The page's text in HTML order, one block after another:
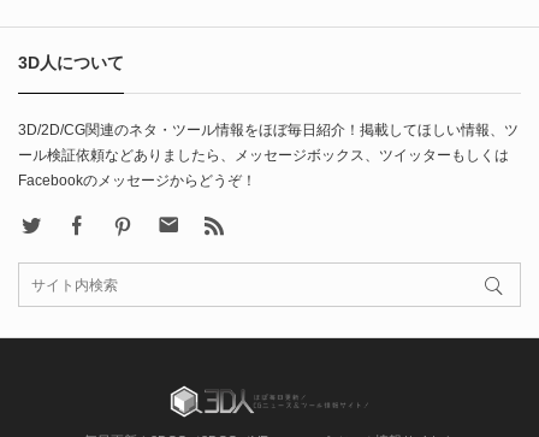
3D人について
3D/2D/CG関連のネタ・ツール情報をほぼ毎日紹介！掲載してほしい情報、ツ
ール検証依頼などありましたら、メッセージボックス、ツイッターもしくは
Facebookのメッセージからどうぞ！
FacebookPinterest Contact